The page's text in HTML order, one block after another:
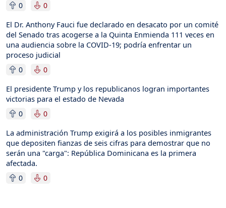
0 0
El Dr. Anthony Fauci fue declarado en desacato por un comité
del Senado tras acogerse a la Quinta Enmienda 111 veces en
una audiencia sobre la COVID-19; podría enfrentar un
proceso judicial
0 0
El presidente Trump y los republicanos logran importantes
victorias para el estado de Nevada
0 0
La administración Trump exigirá a los posibles inmigrantes
que depositen fianzas de seis cifras para demostrar que no
serán una "carga": República Dominicana es la primera
afectada.
0 0